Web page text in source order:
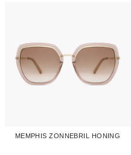
MEMPHIS ZONNEBRIL HONING